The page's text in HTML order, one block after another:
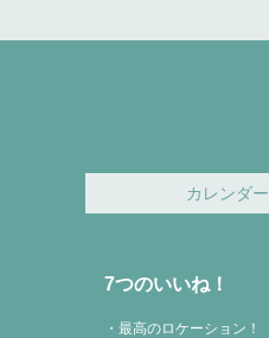
カレンダー
7つのいいね！
最高のロケーション！